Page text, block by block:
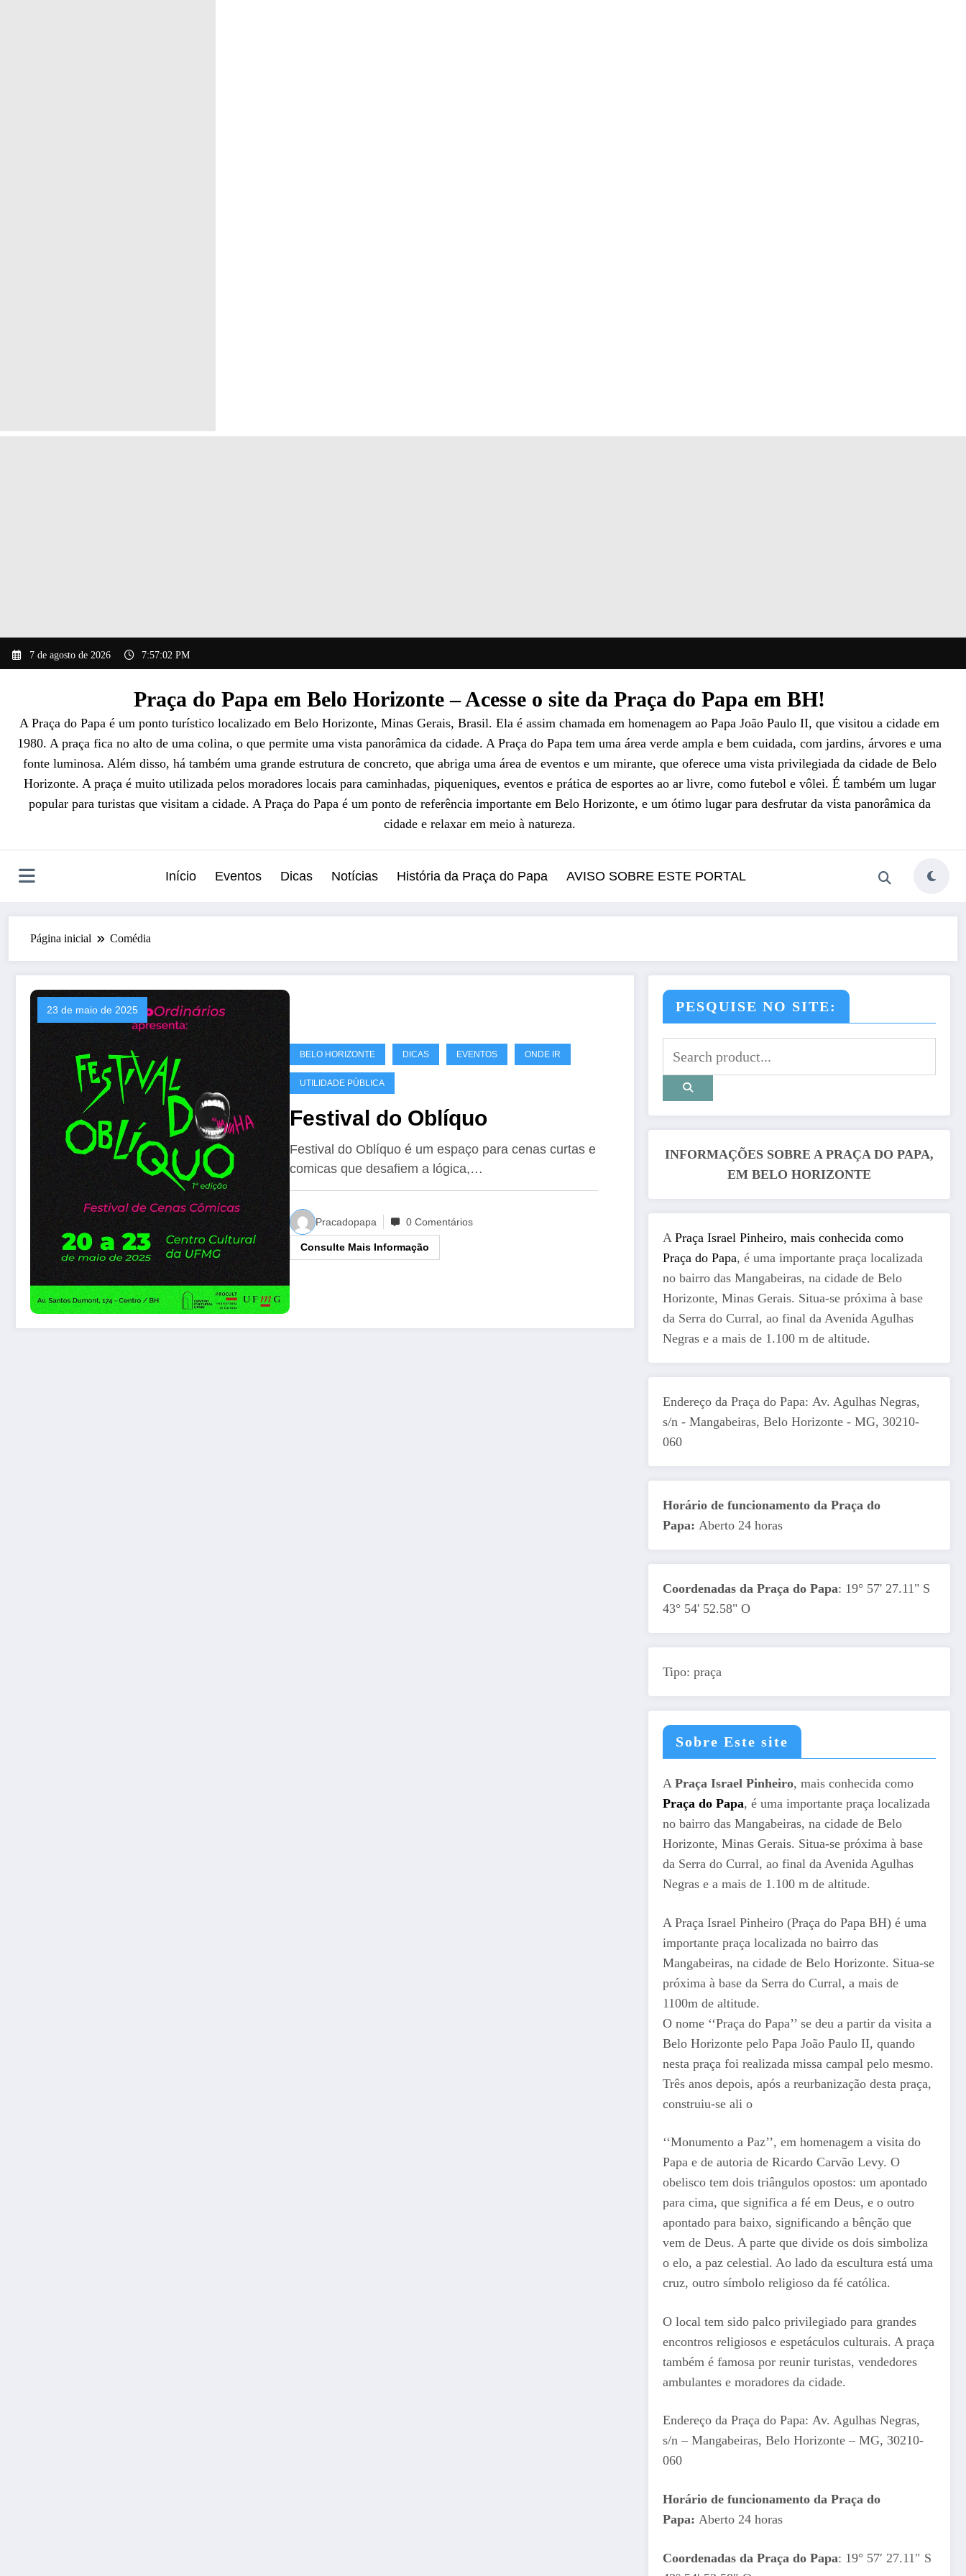
para
7 de agosto de 2026 7:57:03 PM
Praça do Papa em Belo Horizonte – Acesse o site da Praça do Papa em BH!
A Praça do Papa é um ponto turístico localizado em Belo Horizonte, Minas Gerais, Brasil. Ela é assim chamada em homenagem ao Papa João Paulo II, que visitou a cidade em
1980. A praça fica no alto de uma colina, o que permite uma vista panorâmica da cidade. A Praça do Papa tem uma área verde ampla e bem cuidada, com jardins, árvores e uma
fonte luminosa. Além disso, há também uma grande estrutura de concreto, que abriga uma área de eventos e um mirante, que oferece uma vista privilegiada da cidade de Belo
Horizonte. A praça é muito utilizada pelos moradores locais para caminhadas, piqueniques, eventos e prática de esportes ao ar livre, como futebol e vôlei. É também um lugar
popular para turistas que visitam a cidade. A Praça do Papa é um ponto de referência importante em Belo Horizonte, e um ótimo lugar para desfrutar da vista panorâmica da
cidade e relaxar em meio à natureza.
Início Eventos Dicas Notícias História da Praça do Papa AVISO SOBRE ESTE PORTAL
Página inicial Comédia
23 de maio de 2025
BELO HORIZONTE DICAS EVENTOS ONDE IR
UTILIDADE PÚBLICA
Festival do Oblíquo
Festival do Oblíquo é um espaço para cenas curtas e
comicas que desafiem a lógica,…
Pracadopapa 0 Comentários
Consulte Mais Informação
PESQUISE NO SITE:
INFORMAÇÕES SOBRE A PRAÇA DO PAPA,
EM BELO HORIZONTE
APraça Israel Pinheiro, mais conhecida como
Praça do Papa, é uma importante praça localizada
no bairro das Mangabeiras, na cidade de Belo
Horizonte, Minas Gerais. Situa-se próxima à base
da Serra do Curral, ao final da Avenida Agulhas
Negras e a mais de 1.100 m de altitude.
Endereço da Praça do Papa: Av. Agulhas Negras,
s/n - Mangabeiras, Belo Horizonte - MG, 30210-
060
Horário de funcionamento da Praça do
Papa: Aberto 24 horas
Coordenadas da Praça do Papa: 19° 57' 27.11" S
43° 54' 52.58" O
Tipo: praça
Sobre Este site
APraça Israel Pinheiro, mais conhecida como
Praça do Papa, é uma importante praça localizada
no bairro das Mangabeiras, na cidade de Belo
Horizonte, Minas Gerais. Situa-se próxima à base
da Serra do Curral, ao final da Avenida Agulhas
Negras e a mais de 1.100 m de altitude.
A Praça Israel Pinheiro (Praça do Papa BH) é uma
importante praça localizada no bairro das
Mangabeiras, na cidade de Belo Horizonte. Situa-se
próxima à base da Serra do Curral, a mais de
1100m de altitude.
O nome ‘‘Praça do Papa’’ se deu a partir da visita a
Belo Horizonte pelo Papa João Paulo II, quando
nesta praça foi realizada missa campal pelo mesmo.
Três anos depois, após a reurbanização desta praça,
construiu-se ali o
‘‘Monumento a Paz’’, em homenagem a visita do
Papa e de autoria de Ricardo Carvão Levy. O
obelisco tem dois triângulos opostos: um apontado
para cima, que significa a fé em Deus, e o outro
apontado para baixo, significando a bênção que
vem de Deus. A parte que divide os dois simboliza
o elo, a paz celestial. Ao lado da escultura está uma
cruz, outro símbolo religioso da fé católica.
O local tem sido palco privilegiado para grandes
encontros religiosos e espetáculos culturais. A praça
também é famosa por reunir turistas, vendedores
ambulantes e moradores da cidade.
Endereço da Praça do Papa: Av. Agulhas Negras,
s/n – Mangabeiras, Belo Horizonte – MG, 30210-
060
Horário de funcionamento da Praça do
Papa: Aberto 24 horas
Coordenadas da Praça do Papa: 19° 57′ 27.11″ S